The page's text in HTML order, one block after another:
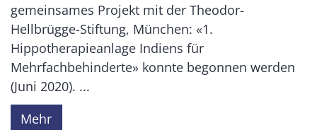
gemeinsames Projekt mit der Theodor-
Hellbrügge-Stiftung, München: «1.
Hippotherapieanlage Indiens für
Mehrfachbehinderte» konnte begonnen werden
(Juni 2020). ...
Mehr